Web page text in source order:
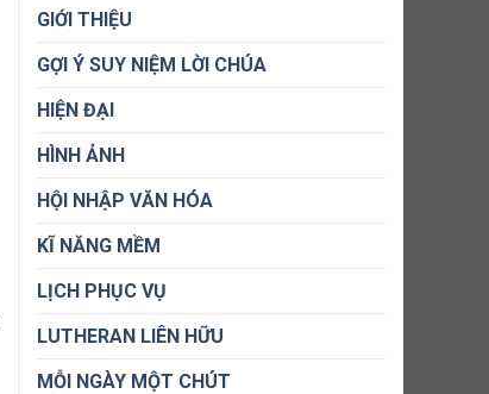
GIỚI THIỆU
GỢI Ý SUY NIỆM LỜI CHÚA
HIỆN ĐẠI
HÌNH ẢNH
HỘI NHẬP VĂN HÓA
KĨ NĂNG MỀM
LỊCH PHỤC VỤ
LUTHERAN LIÊN HỮU
MỖI NGÀY MỘT CHÚT